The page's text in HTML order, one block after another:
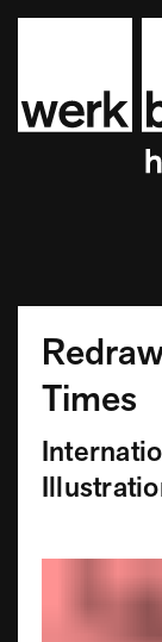
Beiträge
Kontakt
Times